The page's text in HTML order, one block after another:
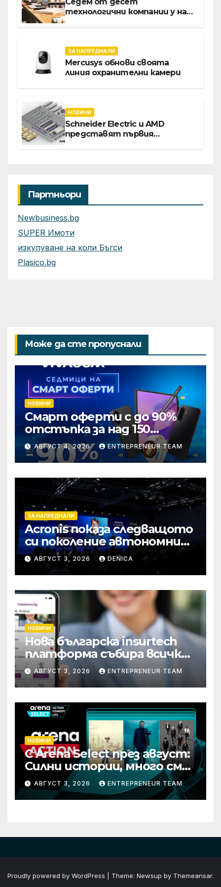
технологични компании у нас
ЗА НАПРЕДНАЛИ
Mercusys обнови своята
линия охранителни камери
НОВИНИ
Schneider Electric и AMD
представят първия
Партньори
Newbusiness.bg
SUPER Имоти
изкупуване на коли Бъгси
Plasico.bg
Може да сте пропуснали
НОВИНИ
Смарт оферти с до 90%
отстъпка за над 150
устройства от Vivacom
през август
АВГУСТ 4, 2026 ENTREPRENEUR TEAM
ЗА НАПРЕДНАЛИ
Acronis показа следващото
си поколение автономни
услуги
АВГУСТ 3, 2026 DENICA
НОВИНИ
Нова българска insurtech
платформа събира всички
застраховки на едно
място
АВГУСТ 3, 2026 ENTREPRENEUR TEAM
НОВИНИ
С Arena Select през август:
Силни истории, много смях
и срещи с необикновени
герои
АВГУСТ 3, 2026 ENTREPRENEUR TEAM
Proudly powered by WordPress Theme: Newsup by Themeansar.